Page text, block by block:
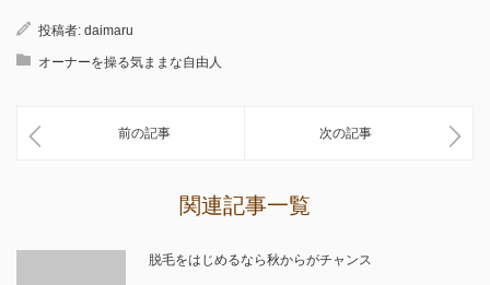
投稿者: daimaru
オーナーを操る気ままな自由人
前の記事 次の記事
関連記事一覧
脱毛をはじめるなら秋からがチャンス